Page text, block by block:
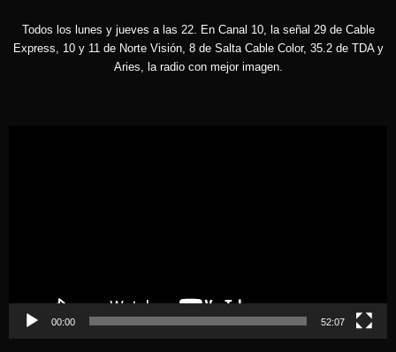
Todos los lunes y jueves a las 22. En Canal 10, la señal 29 de Cable
Express, 10 y 11 de Norte Visión, 8 de Salta Cable Color, 35.2 de TDA y
Aries, la radio con mejor imagen.
00:00 52:07